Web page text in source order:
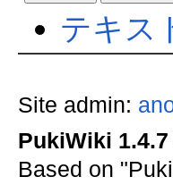
テキス
Site admin:
PukiWiki 1.4.7
Based on